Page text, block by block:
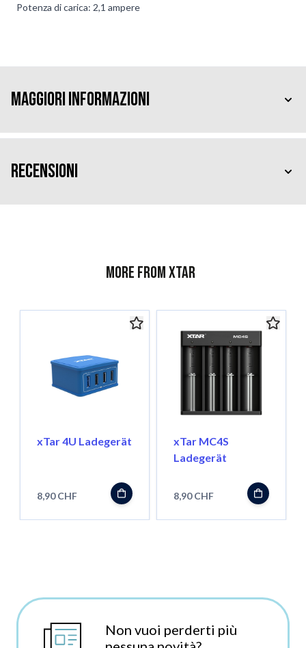
Potenza di carica: 2,1 ampere
Maggiori Informazioni
Recensioni
More from XTar
xTar 4U Ladegerät
8,90 CHF
xTar MC4S
Ladegerät
8,90 CHF
Non vuoi perderti più